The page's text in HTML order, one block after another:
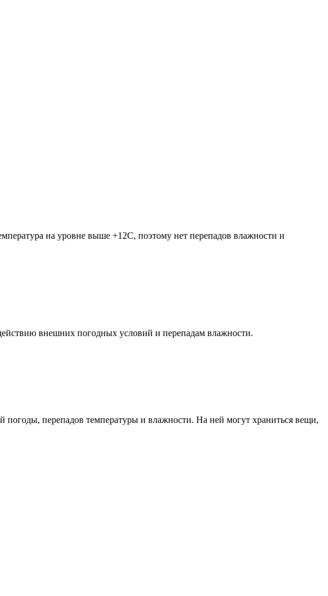
на уровне выше +12С, поэтому нет перепадов влажности и
внешних погодных условий и перепадам влажности.
перепадов температуры и влажности. На ней могут храниться вещи,